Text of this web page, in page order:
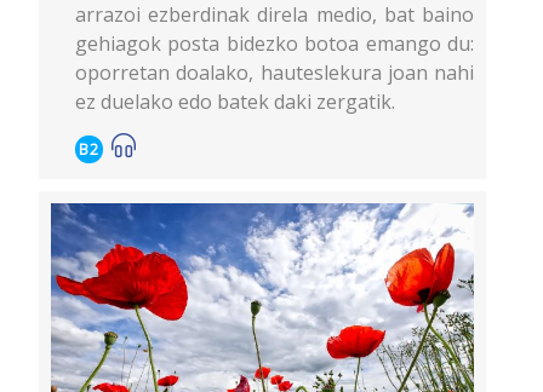
arrazoi ezberdinak direla medio, bat baino
gehiagok posta bidezko botoa emango du:
oporretan doalako, hauteslekura joan nahi
ez duelako edo batek daki zergatik.
B2